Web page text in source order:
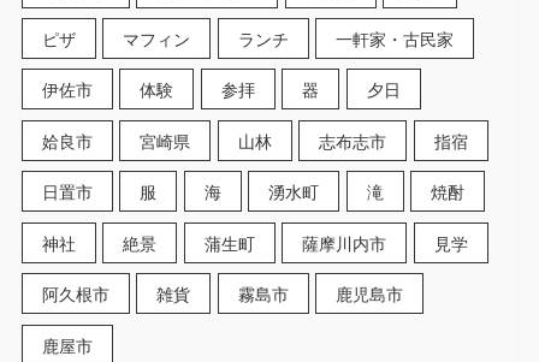
ピザ マフィン ランチ 一軒家・古民家
伊佐市 体験 参拝 器 夕日
姶良市 宮崎県 山林 志布志市 指宿
日置市 服 海 湧水町 滝 焼酎
神社 絶景 蒲生町 薩摩川内市 見学
阿久根市 雑貨 霧島市 鹿児島市
鹿屋市